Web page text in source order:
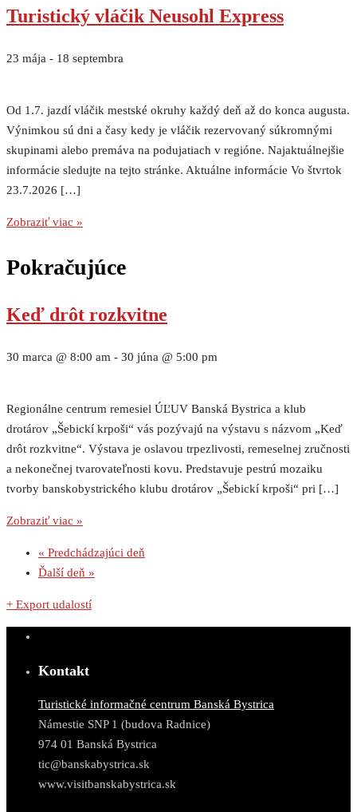
Turistický vláčik Neusohl Express
23 mája - 18 septembra
Od 1.7. jazdí vláčik mestské okruhy každý deň až do konca augusta.
Výnimkou sú dni a časy kedy je vláčik rezervovaný súkromnými
skupinami alebo premáva na podujatiach v regióne. Najaktuálnejšie
informácie sledujte na tejto stránke. Aktuálne informácie Vo štvrtok
23.7.2026 […]
Zobraziť viac »
Pokračujúce
Keď drôt rozkvitne
30 marca @ 8:00 am - 30 júna @ 5:00 pm
Regionálne centrum remesiel ÚĽUV Banská Bystrica a klub
drotárov „Šebickí krpoši“ vás pozývajú na výstavu s názvom „Keď
drôt rozkvitne“. Výstava je oslavou trpezlivosti, remeselnej zručnosti
a nekonečnej tvarovateľnosti kovu. Predstavuje pestrú mozaiku
tvorby banskobystrického klubu drotárov „Šebickí krpoši“ pri […]
Zobraziť viac »
« Predchádzajúci deň
Ďalší deň »
+ Export udalostí
Kontakt
Turistické informačné centrum Banská Bystrica
Námestie SNP 1 (budova Radnice)
974 01 Banská Bystrica
tic@banskabystrica.sk
www.visitbanskabystrica.sk